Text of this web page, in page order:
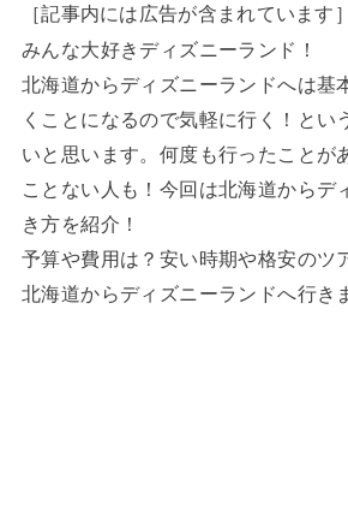
［記事内には広告が含まれています］
みんな大好きディズニーランド！
北海道からディズニーランドへは基
くことになるので気軽に行く！とい
いと思います。何度も行ったことが
ことない人も！今回は北海道からデ
き方を紹介！
予算や費用は？安い時期や格安のツ
北海道からディズニーランドへ行き